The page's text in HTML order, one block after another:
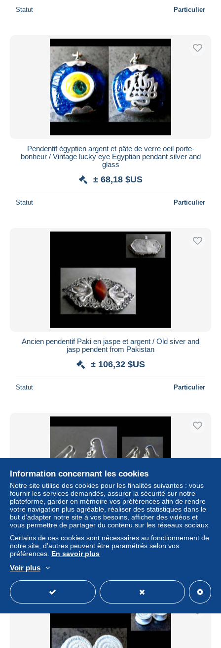
Statut Particulier
Pendentif égyptien argent et pâte de verre oeil porte-
bonheur / Vintage lucky eye Egyptian pendant silver and
glass
± 68,18 $US
Statut Particulier
Ancien pendentif Paki en jaspe et argent / Old siver and
jasp pendent from Pakistan
± 106,32 $US
Statut Particulier
Boucles d'oreille tremblantes originales pendanrs argent et
nacre anciens
± 75,11 $US
Statut
Information concernant les cookies
Notre site utilise des cookies pour les finalités suivantes : vous
fournir les services demandés, assurer la sécurité sur notre
plateforme, garder en mémoire vos préférences afin de rendre
votre navigation plus agréable, réaliser des statistiques dans le
but d’adapter notre site à vos besoins, afficher des vidéos et
vous permettre de partager du contenu sur les réseaux sociaux.
Certains de ces cookies sont nécessaires au fonctionnement de
notre site, d’autres peuvent être paramétrés selon vos
préférences. En savoir plus
Voir plus